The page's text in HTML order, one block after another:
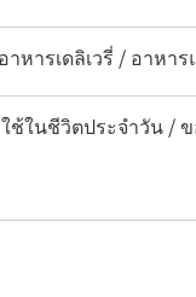
หารเดลิเวรี่ / อาหา
ช้ในชีวิตประจำวัน /